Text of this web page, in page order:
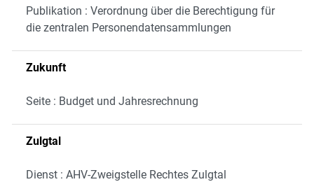
Publikation : Verordnung über die Berechtigung für
die zentralen Personendatensammlungen
Zukunft
Seite : Budget und Jahresrechnung
Zulgtal
Dienst : AHV-Zweigstelle Rechtes Zulgtal